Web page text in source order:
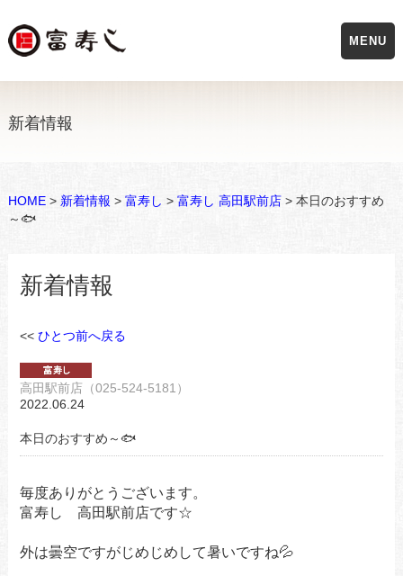
新着情報
HOME> 新着情報 > 富寿し > 富寿し 高田駅前店> 本日のおすすめ
～🐟
新着情報
<< ひとつ前へ戻る
高田駅前店（025-524-5181）
2022.06.24
本日のおすすめ～🐟
毎度ありがとうございます。
富寿し 高田駅前店です☆
外は曇空ですがじめじめして暑いですね💦
MENU